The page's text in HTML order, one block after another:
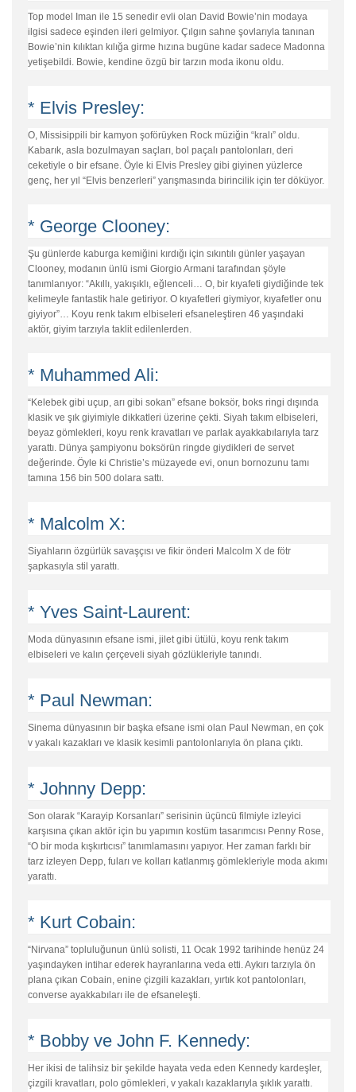
Top model Iman ile 15 senedir evli olan David Bowie’nin modaya
ilgisi sadece eşinden ileri gelmiyor. Çılgın sahne şovlarıyla tanınan
Bowie’nin kılıktan kılığa girme hızına bugüne kadar sadece Madonna
yetişebildi. Bowie, kendine özgü bir tarzın moda ikonu oldu.
* Elvis Presley:
O, Missisippili bir kamyon şoförüyken Rock müziğin “kralı” oldu.
Kabarık, asla bozulmayan saçları, bol paçalı pantolonları, deri
ceketiyle o bir efsane. Öyle ki Elvis Presley gibi giyinen yüzlerce
genç, her yıl “Elvis benzerleri” yarışmasında birincilik için ter döküyor.
* George Clooney:
Şu günlerde kaburga kemiğini kırdığı için sıkıntılı günler yaşayan
Clooney, modanın ünlü ismi Giorgio Armani tarafından şöyle
tanımlanıyor: “Akıllı, yakışıklı, eğlenceli… O, bir kıyafeti giydiğinde tek
kelimeyle fantastik hale getiriyor. O kıyafetleri giymiyor, kıyafetler onu
giyiyor”… Koyu renk takım elbiseleri efsaneleştiren 46 yaşındaki
aktör, giyim tarzıyla taklit edilenlerden.
* Muhammed Ali:
“Kelebek gibi uçup, arı gibi sokan” efsane boksör, boks ringi dışında
klasik ve şık giyimiyle dikkatleri üzerine çekti. Siyah takım elbiseleri,
beyaz gömlekleri, koyu renk kravatları ve parlak ayakkabılarıyla tarz
yarattı. Dünya şampiyonu boksörün ringde giydikleri de servet
değerinde. Öyle ki Christie’s müzayede evi, onun bornozunu tamı
tamına 156 bin 500 dolara sattı.
* Malcolm X:
Siyahların özgürlük savaşçısı ve fikir önderi Malcolm X de fötr
şapkasıyla stil yarattı.
* Yves Saint-Laurent:
Moda dünyasının efsane ismi, jilet gibi ütülü, koyu renk takım
elbiseleri ve kalın çerçeveli siyah gözlükleriyle tanındı.
* Paul Newman:
Sinema dünyasının bir başka efsane ismi olan Paul Newman, en çok
v yakalı kazakları ve klasik kesimli pantolonlarıyla ön plana çıktı.
* Johnny Depp:
Son olarak “Karayip Korsanları” serisinin üçüncü filmiyle izleyici
karşısına çıkan aktör için bu yapımın kostüm tasarımcısı Penny Rose,
“O bir moda kışkırtıcısı” tanımlamasını yapıyor. Her zaman farklı bir
tarz izleyen Depp, fuları ve kolları katlanmış gömlekleriyle moda akımı
yarattı.
* Kurt Cobain:
“Nirvana” topluluğunun ünlü solisti, 11 Ocak 1992 tarihinde henüz 24
yaşındayken intihar ederek hayranlarına veda etti. Aykırı tarzıyla ön
plana çıkan Cobain, enine çizgili kazakları, yırtık kot pantolonları,
converse ayakkabıları ile de efsaneleşti.
* Bobby ve John F. Kennedy:
Her ikisi de talihsiz bir şekilde hayata veda eden Kennedy kardeşler,
çizgili kravatları, polo gömlekleri, v yakalı kazaklarıyla şıklık yarattı.